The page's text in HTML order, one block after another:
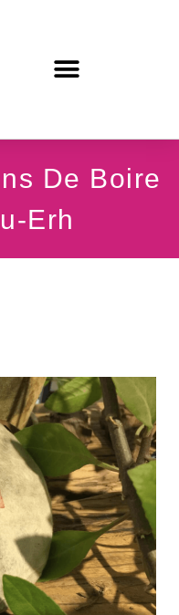
De Boire
Erh